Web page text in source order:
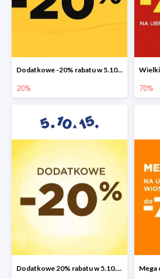
Dodatkowe -20% rabatu w 5.10.15
20% 70%
Dodatkowe 20% rabatu w 5.10.15